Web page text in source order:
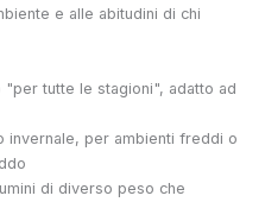
e alle abitudini di chi
"per tutte le stagioni", adatto ad
invernale, per ambienti freddi o
di diverso peso che